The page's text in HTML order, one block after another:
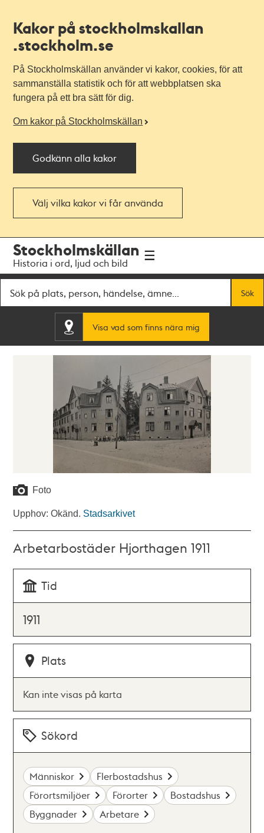
Kakor på stockholmskallan
.stockholm.se
På Stockholmskällan använder vi kakor, cookies, för att
sammanställa statistik och för att webbplatsen ska
fungera på ett bra sätt för dig.
Om kakor på Stockholmskällan
Godkänn alla kakor
Välj vilka kakor vi får använda
navigationen
huvudinnehållet
Stockholmskällan
Historia i ord, ljud och bild
Sök
Visa vad som finns nära mig
Foto
Upphov: Okänd. Stadsarkivet
Arbetarbostäder Hjorthagen 1911
Tid
1911
Plats
Kan inte visas på karta
Sökord
Människor
Flerbostadshus
Förortsmiljöer
Förorter
Bostadshus
Byggnader
Arbetare